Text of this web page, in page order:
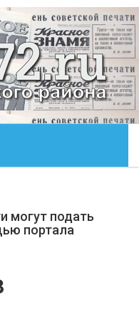
могут подать
портала